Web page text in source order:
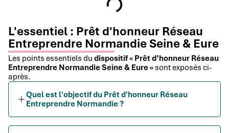
L'essentiel : Prêt d'honneur Réseau
Entreprendre Normandie Seine & Eure
Les points essentiels du dispositif « Prêt d’honneur Réseau
Entreprendre Normandie Seine & Eure » sont exposés ci-
après.
Quel est l'objectif du Prêt d'honneur Réseau
Entreprendre Normandie ?